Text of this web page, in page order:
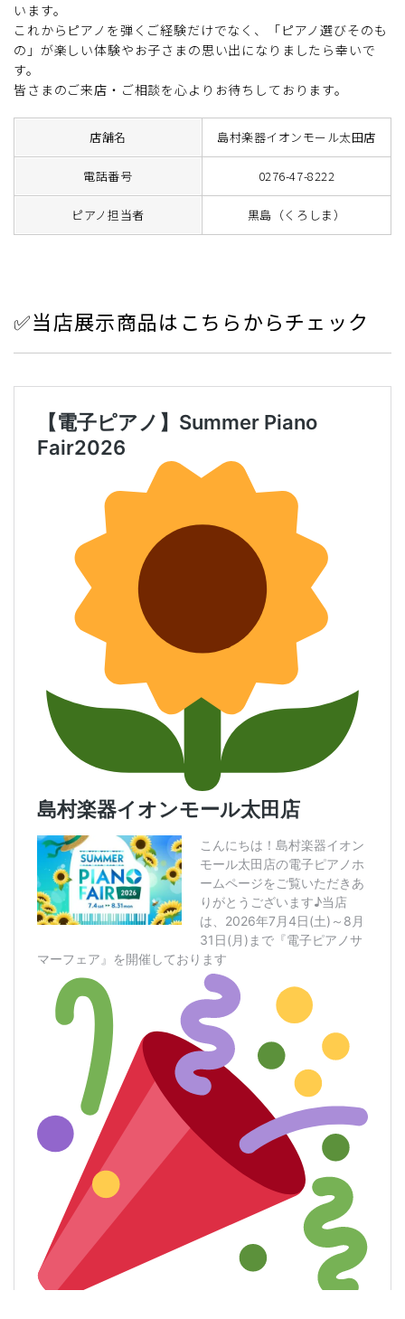
います。
これからピアノを弾くご経験だけでなく、「ピアノ選びそのも
の」が楽しい体験やお子さまの思い出になりましたら幸いで
す。
皆さまのご来店・ご相談を心よりお待ちしております。
店舗名 島村楽器イオンモール太田店
電話番号 0276-47-8222
ピアノ担当者 黒島（くろしま）
✅当店展示商品はこちらからチェック